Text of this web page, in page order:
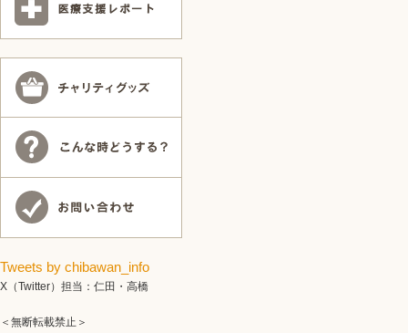
Tweets by chibawan_info
X（Twitter）担当：仁田・高橋
＜無断転載禁止＞